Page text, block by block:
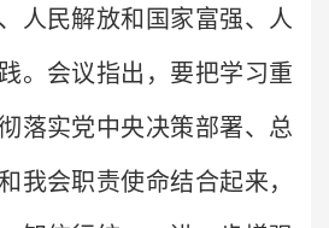
人民解放和国家富强、人
。会议指出，要把学习重
落实党中央决策部署、总
我会职责使命结合起来，